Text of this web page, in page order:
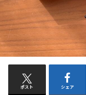
ポスト シェア